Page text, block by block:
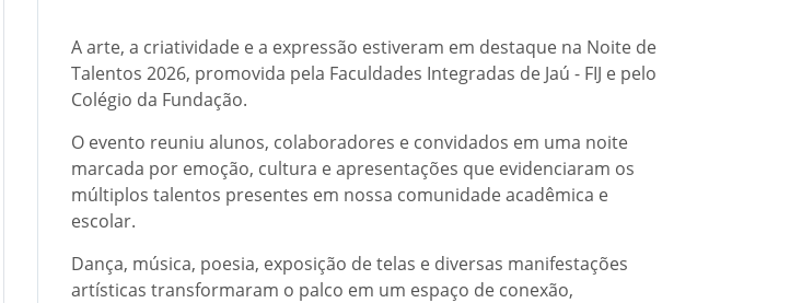
A arte, a criatividade e a expressão estiveram em destaque na Noite de
Talentos 2026, promovida pela Faculdades Integradas de Jaú - FIJ e pelo
Colégio da Fundação.
O evento reuniu alunos, colaboradores e convidados em uma noite
marcada por emoção, cultura e apresentações que evidenciaram os
múltiplos talentos presentes em nossa comunidade acadêmica e
escolar.
Dança, música, poesia, exposição de telas e diversas manifestações
artísticas transformaram o palco em um espaço de conexão,